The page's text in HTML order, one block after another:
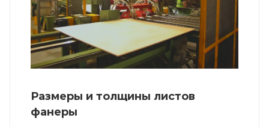
Размеры и толщины листов
фанеры